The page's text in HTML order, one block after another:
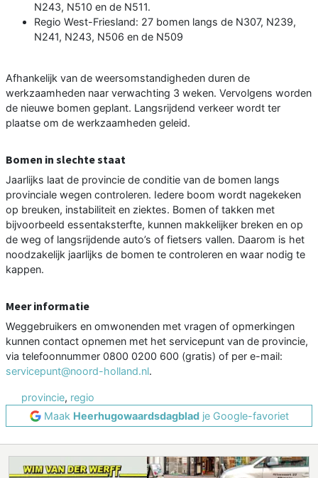
N243, N510 en de N511.
Regio West-Friesland: 27 bomen langs de N307, N239,
N241, N243, N506 en de N509
Afhankelijk van de weersomstandigheden duren de
werkzaamheden naar verwachting 3 weken. Vervolgens worden
de nieuwe bomen geplant. Langsrijdend verkeer wordt ter
plaatse om de werkzaamheden geleid.
Bomen in slechte staat
Jaarlijks laat de provincie de conditie van de bomen langs
provinciale wegen controleren. Iedere boom wordt nagekeken
op breuken, instabiliteit en ziektes. Bomen of takken met
bijvoorbeeld essentaksterfte, kunnen makkelijker breken en op
de weg of langsrijdende auto’s of fietsers vallen. Daarom is het
noodzakelijk jaarlijks de bomen te controleren en waar nodig te
kappen.
Meer informatie
Weggebruikers en omwonenden met vragen of opmerkingen
kunnen contact opnemen met het servicepunt van de provincie,
via telefoonnummer 0800 0200 600 (gratis) of per e-mail:
servicepunt@noord-holland.nl.
provincie, regio
Maak Heerhugowaardsdagbladje Google-favoriet